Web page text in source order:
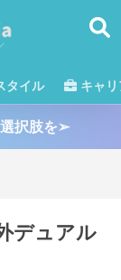
タイル キャリ
択肢を➢
デュアル